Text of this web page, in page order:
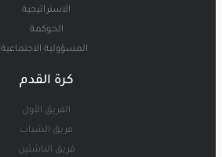
الاستراتيجية
الحوكمة
المسؤولية الاجتماعية
كرة القدم
الفريق الأول
فريق الشباب
فريق الناشئين